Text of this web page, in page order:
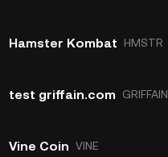
Hamster Kombat HMSTR
test griffain.com GRIFFAIN
Vine Coin VINE